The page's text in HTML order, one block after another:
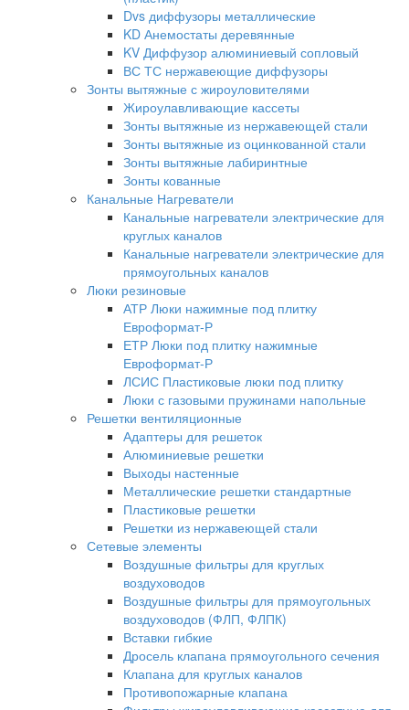
Dvs диффузоры металлические
KD Анемостаты деревянные
KV Диффузор алюминиевый сопловый
ВС ТС нержавеющие диффузоры
Зонты вытяжные с жироуловителями
Жироулавливающие кассеты
Зонты вытяжные из нержавеющей стали
Зонты вытяжные из оцинкованной стали
Зонты вытяжные лабиринтные
Зонты кованные
Канальные Нагреватели
Канальные нагреватели электрические для
круглых каналов
Канальные нагреватели электрические для
прямоугольных каналов
Люки резиновые
АТР Люки нажимные под плитку
Евроформат-Р
ЕТР Люки под плитку нажимные
Евроформат-Р
ЛСИС Пластиковые люки под плитку
Люки с газовыми пружинами напольные
Решетки вентиляционные
Адаптеры для решеток
Алюминиевые решетки
Выходы настенные
Металлические решетки стандартные
Пластиковые решетки
Решетки из нержавеющей стали
Сетевые элементы
Воздушные фильтры для круглых
воздуховодов
Воздушные фильтры для прямоугольных
воздуховодов (ФЛП, ФЛПК)
Вставки гибкие
Дросель клапана прямоугольного сечения
Клапана для круглых каналов
Противопожарные клапана